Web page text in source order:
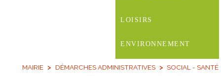
LOISIRS
ENVIRONNEMENT
MAIRIE DÉMARCHES ADMINISTRATIVES SOCIAL - SANTÉ